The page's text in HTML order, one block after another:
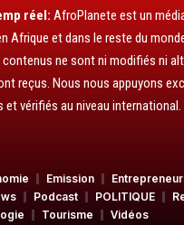
réel: AfroPlanete est un
Afrique et dans le reste du
ne sont ni modifiés ni
reçus. Nous nous appuyons
et vérifiés au niveau international.
Emission
Podcast POLITIQUE
Tourisme Vidéos